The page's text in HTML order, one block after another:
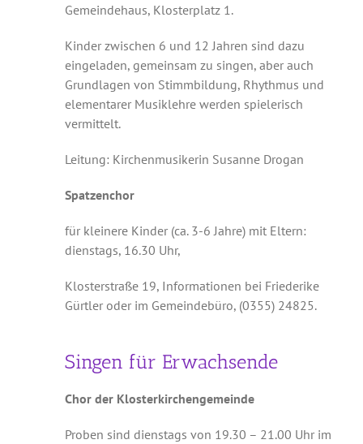
Geben und Nehmen
Musik
Service und Kontakt
Rückblick
Gemeindehaus, Klosterplatz 1.
Kinder zwischen 6 und 12 Jahren sind dazu
eingeladen, gemeinsam zu singen, aber auch
Grundlagen von Stimmbildung, Rhythmus und
elementarer Musiklehre werden spielerisch
vermittelt.
Leitung: Kirchenmusikerin Susanne Drogan
Spatzenchor
für kleinere Kinder (ca. 3-6 Jahre) mit Eltern:
dienstags, 16.30 Uhr,
Klosterstraße 19, Informationen bei Friederike
Gürtler oder im Gemeindebüro, (0355) 24825.
Singen für Erwachsende
Chor der Klosterkirchengemeinde
Proben sind dienstags von 19.30 – 21.00 Uhr im